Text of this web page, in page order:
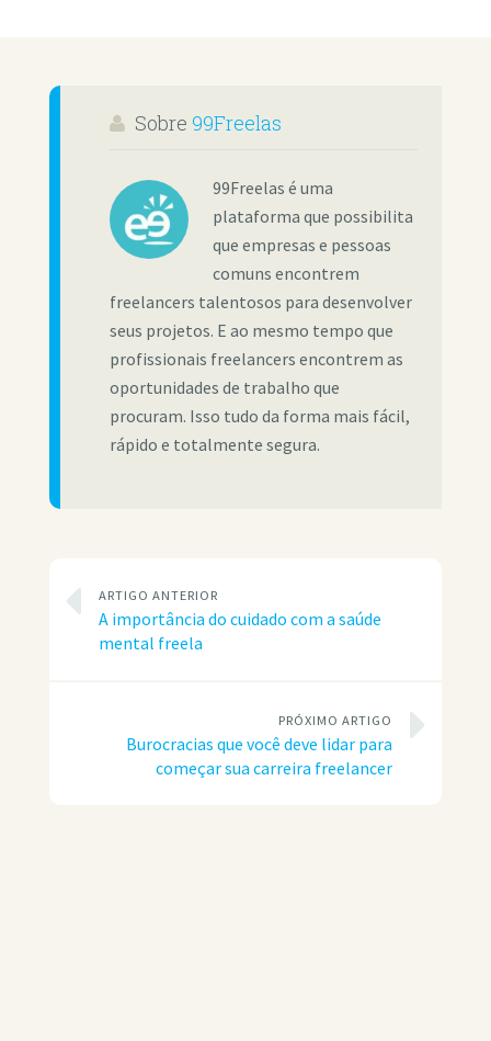
Sobre 99Freelas
99Freelas é uma
plataforma que possibilita
que empresas e pessoas
comuns encontrem
freelancers talentosos para desenvolver
seus projetos. E ao mesmo tempo que
profissionais freelancers encontrem as
oportunidades de trabalho que
procuram. Isso tudo da forma mais fácil,
rápido e totalmente segura.
ARTIGO ANTERIOR
A importância do cuidado com a saúde
mental freela
PRÓXIMO ARTIGO
Burocracias que você deve lidar para
começar sua carreira freelancer